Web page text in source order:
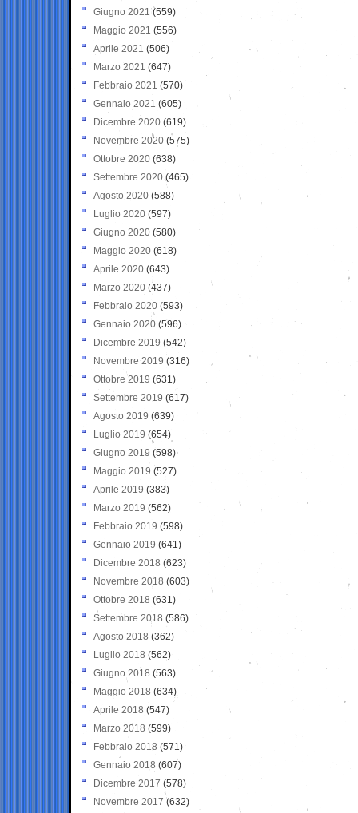
Giugno 2021(559)
Maggio 2021 (556)
Aprile 2021 (506)
Marzo 2021 (647)
Febbraio 2021 (570)
Gennaio 2021 (605)
Dicembre 2020 (619)
Novembre 2020 (575)
Ottobre 2020 (638)
Settembre 2020(465)
Agosto 2020 (588)
Luglio 2020 (597)
Giugno 2020 (580)
Maggio 2020 (618)
Aprile 2020 (643)
Marzo 2020 (437)
Febbraio 2020 (593)
Gennaio 2020 (596)
Dicembre 2019 (542)
Novembre 2019 (316)
Ottobre 2019 (631)
Settembre 2019 (617)
Agosto 2019 (639)
Luglio 2019 (654)
Giugno 2019 (598)
Maggio 2019 (527)
Aprile 2019 (383)
Marzo 2019 (562)
Febbraio 2019 (598)
Gennaio 2019 (641)
Dicembre 2018 (623)
Novembre 2018 (603)
Ottobre 2018 (631)
Settembre 2018 (586)
Agosto 2018 (362)
Luglio 2018 (562)
Giugno 2018 (563)
Maggio 2018 (634)
Aprile 2018 (547)
Marzo 2018 (599)
Febbraio 2018 (571)
Gennaio 2018 (607)
Dicembre 2017 (578)
Novembre 2017 (632)